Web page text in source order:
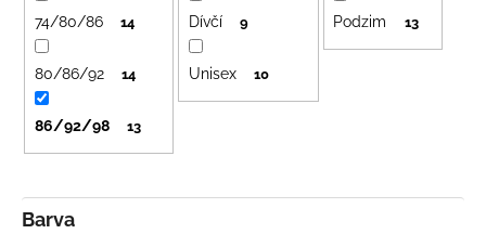
o
d
u
Barva
Dívčí 9
Unisex 10
Podzim 13
74/80/86 14
80/86/92 14
86/92/98 13
m
TRIKO
NÁMOŘNICKÉ